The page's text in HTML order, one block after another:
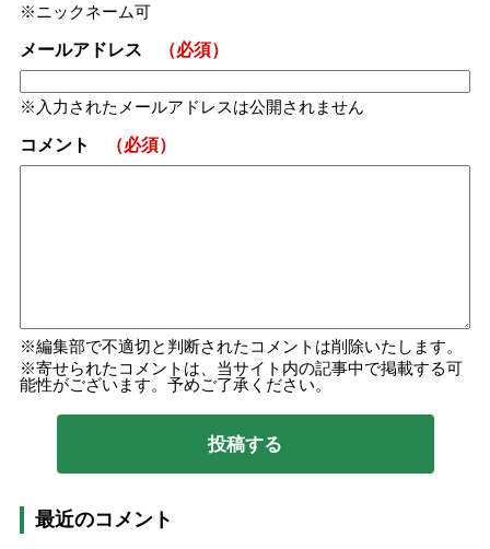
ニックネーム可
メールアドレス （必須）
入力されたメールアドレスは公開されません
コメント （必須）
編集部で不適切と判断されたコメントは削除いたします。
寄せられたコメントは、当サイト内の記事中で掲載する可
能性がございます。予めご了承ください。
最近のコメント